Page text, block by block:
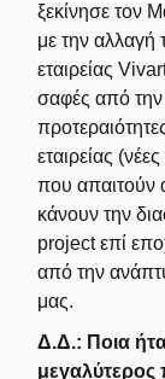
ξεκίνησε τον
με την αλλαγή
εταιρείας
σαφές από την
εταιρείας
που απαιτούν
κάνουν την
project επί
από την
μας.
Δ.Δ.: Ποια
μεγαλύτερος